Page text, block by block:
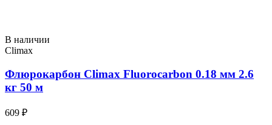
В наличии
Climax
Флюрокарбон Climax Fluorocarbon 0.18 мм 2.6
кг 50 м
609 ₽